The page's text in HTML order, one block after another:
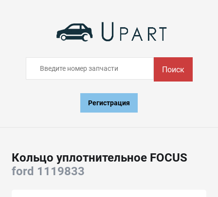
Поиск
Регистрация
Кольцо уплотнительное FOCUS
ford 1119833